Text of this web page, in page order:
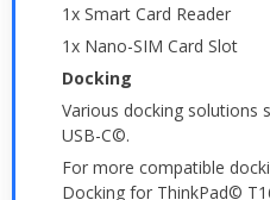
1x Smart Card Reader
1x Nano-SIM Card Slot
Docking
Various docking solutions
USB-C©.
For more compatible
Docking for ThinkPad©